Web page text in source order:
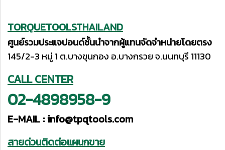
TORQUETOOLSTHAILAND
ศูนย์รวมประแจปอนด์ชั้นนำจากผู้แทนจัดจำหน่ายโดยตรง
145/2-3 หมู่ 1 ต.บางขุนกอง อ.บางกรวย จ.นนทบุรี 11130
CALL CENTER
02-4898958-9
E-MAIL :info@tpqtools.com
สายด่วนติดต่อแผนกขาย